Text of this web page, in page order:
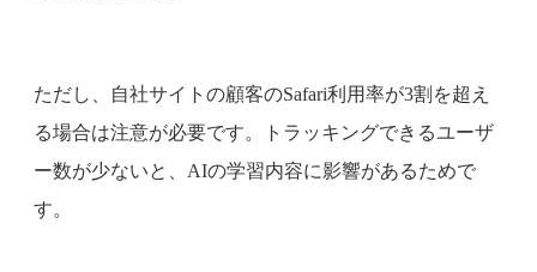
ただし、自社サイトの顧客のSafari利用率が3割を超え
る場合は注意が必要です。トラッキングできるユーザ
ー数が少ないと、AIの学習内容に影響があるためで
す。